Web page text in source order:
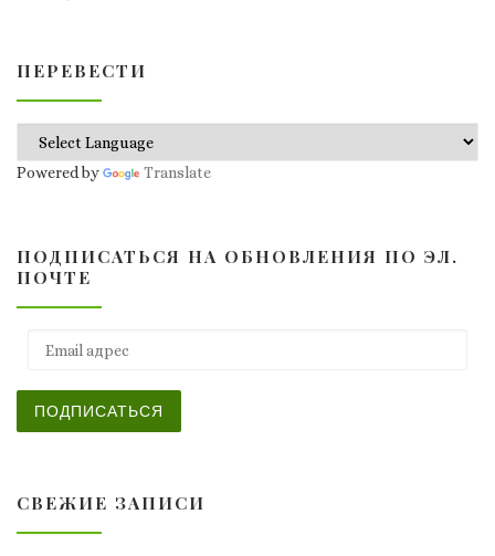
ПЕРЕВЕСТИ
Powered by Translate
ПОДПИСАТЬСЯ НА ОБНОВЛЕНИЯ ПО ЭЛ.
ПОЧТЕ
ПОДПИСАТЬСЯ
СВЕЖИЕ ЗАПИСИ